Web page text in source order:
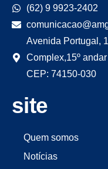
(62) 9 9923-2402
Avenida Portugal,
Complex,15º
CEP: 74150-030
site
Quem somos
Notícias